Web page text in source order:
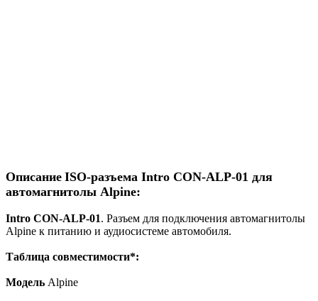
Описание ISO-разъема Intro CON-ALP-01 для
автомагнитолы Alpine:
Intro CON-ALP-01. Разъем для подключения автомагнитолы
Alpine к питанию и аудиосистеме автомобиля.
Таблица совместимости*:
Модель Alpine